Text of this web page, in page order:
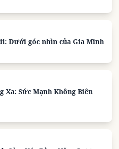
Dưới góc nhìn của Gia Minh
Xa: Sức Mạnh Không Biên